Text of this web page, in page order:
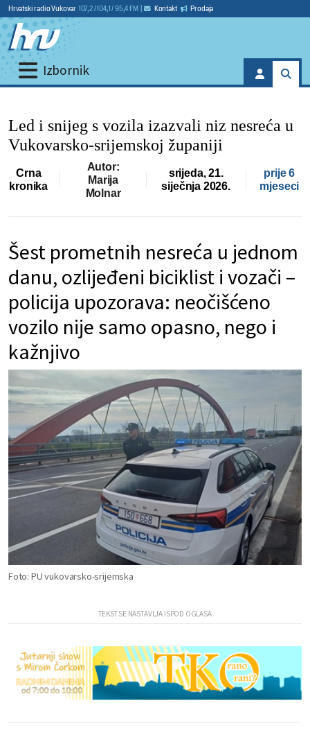
Hrvatski radio Vukovar 107,2 / 104,1 / 95,4 FM Kontakt Prodaja
Izbornik
Led i snijeg s vozila izazvali niz nesreća u
Vukovarsko-srijemskoj županiji
Crna
kronika
Autor:
Marija
Molnar
srijeda, 21.
siječnja 2026.
prije 6
mjeseci
Šest prometnih nesreća u jednom
danu, ozlijeđeni biciklist i vozači –
policija upozorava: neočišćeno
vozilo nije samo opasno, nego i
kažnjivo
Foto: PU vukovarsko-srijemska